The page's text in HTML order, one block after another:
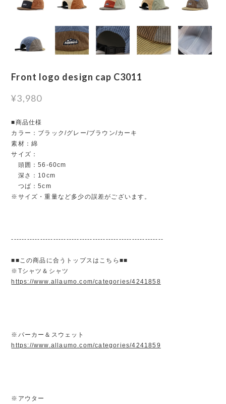
Front logo design cap C3011
¥3,980
■商品仕様
カラー：ブラック/グレー/ブラウン/カーキ
素材：綿
サイズ：
頭囲：56-60cm
深さ：10cm
つば：5cm
※サイズ・重量など多少の誤差がございます。
----------------------------------------------------------
■■この商品に合うトップスはこちら■■
※Tシャツ＆シャツ
https://www.allaumo.com/categories/4241858
※パーカー＆スウェット
https://www.allaumo.com/categories/4241859
※アウター